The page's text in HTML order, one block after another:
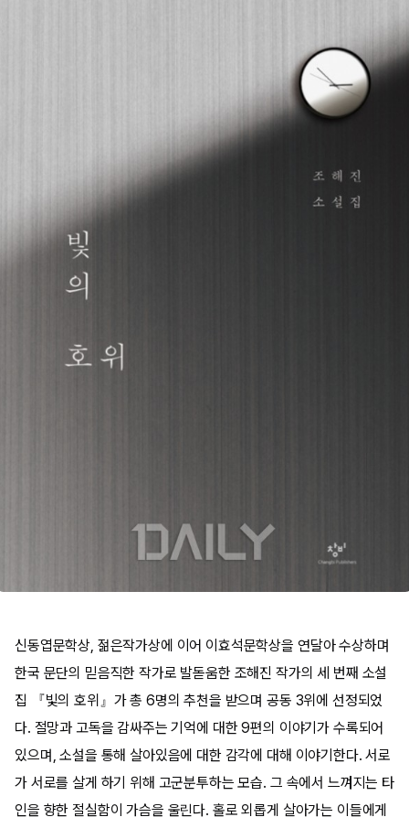
신동엽문학상, 젊은작가상에 이어 이효석문학상을 연달아 수상하며
한국 문단의 믿음직한 작가로 발돋움한 조해진 작가의 세 번째 소설
집 『빛의 호위』가 총 6명의 추천을 받으며 공동 3위에 선정되었
다. 절망과 고독을 감싸주는 기억에 대한 9편의 이야기가 수록되어
있으며, 소설을 통해 살아있음에 대한 감각에 대해 이야기한다. 서로
가 서로를 살게 하기 위해 고군분투하는 모습. 그 속에서 느껴지는 타
인을 향한 절실함이 가슴을 울린다. 홀로 외롭게 살아가는 이들에게